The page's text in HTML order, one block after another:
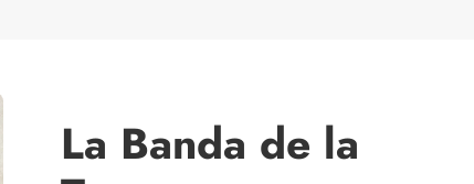
La Banda de la